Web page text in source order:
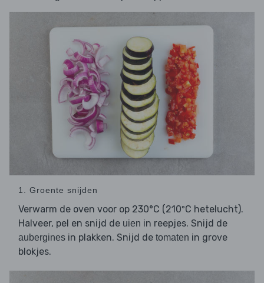
1. Groente snijden
Verwarm de oven voor op 230°C (210ºC hetelucht).
Halveer, pel en snijd de uien in reepjes. Snijd de
aubergines in plakken. Snijd de tomaten in grove
blokjes.